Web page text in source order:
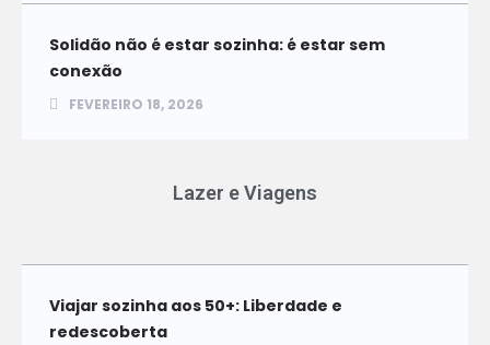
Solidão não é estar sozinha: é estar sem
conexão
FEVEREIRO 18, 2026
Lazer e Viagens
Viajar sozinha aos 50+: Liberdade e
redescoberta